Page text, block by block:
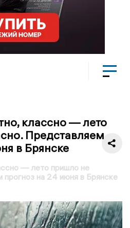
классно — лето
Представляем
в Брянске
— лето пришло не
на 24 июня в Брянске